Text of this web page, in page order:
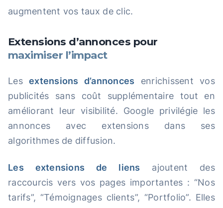
augmentent vos taux de clic.
Extensions d’annonces pour
maximiser l’impact
Lesextensions d’annonces enrichissent vos
publicités sans coût supplémentaire tout en
améliorant leur visibilité. Google privilégie les
annonces avec extensions dans ses
algorithmes de diffusion.
Les extensions de liens ajoutent des
raccourcis vers vos pages importantes : “Nos
tarifs”, “Témoignages clients”, “Portfolio”. Elles